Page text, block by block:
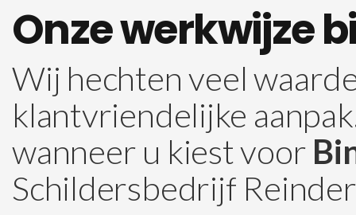
Onze werkwijze
Wij hechten veel
klantvriendelijke
wanneer u kiest voor
Schildersbedrijf